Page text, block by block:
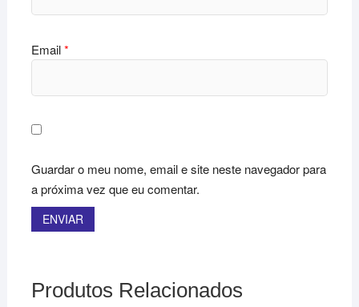
Email*
Guardar o meu nome, email e site neste navegador para
a próxima vez que eu comentar.
Produtos Relacionados